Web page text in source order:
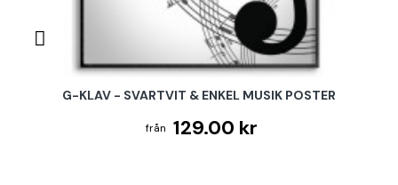
G-KLAV - SVARTVIT & ENKEL MUSIK POSTER
129.00 kr